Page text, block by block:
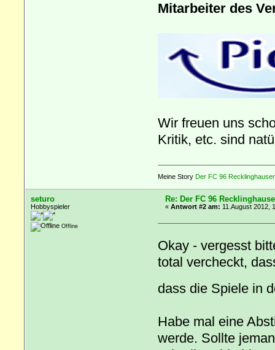
Mitarbeiter des
Wir freuen uns
Kritik, etc. sind
Meine Story Der FC 96
seturo
Hobbyspieler
Offline
Re: Der FC 96
«Antwort #2 am: 11.August 2012,
Okay - vergesst
total vercheckt,
dass die Spiele in
Habe mal eine
werde. Sollte